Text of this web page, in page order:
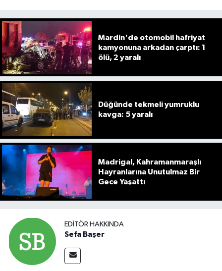
Mardin'de otomobil hafriyat
kamyonuna arkadan çarptı: 1
ölü, 2 yaralı
Düğünde tekmeli yumruklu
kavga: 5 yaralı
Madrigal, Kahramanmaraşlı
Hayranlarına Unutulmaz Bir
Gece Yaşattı
EDITÖR HAKKINDA
Sefa Başer